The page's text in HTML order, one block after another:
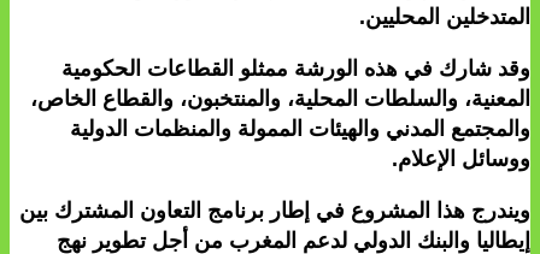
المتدخلين المحليين.
وقد شارك في هذه الورشة ممثلو القطاعات الحكومية
المعنية، والسلطات المحلية، والمنتخبون، والقطاع الخاص،
والمجتمع المدني والهيئات الممولة والمنظمات الدولية
ووسائل الإعلام.
ويندرج هذا المشروع في إطار برنامج التعاون المشترك بين
إيطاليا والبنك الدولي لدعم المغرب من أجل تطوير نهج